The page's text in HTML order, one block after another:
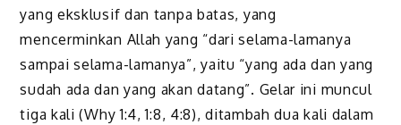
yang eksklusif dan tanpa batas, yang
mencerminkan Allah yang “dari selama-lamanya
sampai selama-lamanya”, yaitu “yang ada dan yang
sudah ada dan yang akan datang”. Gelar ini muncul
tiga kali (Why 1:4, 1:8, 4:8), ditambah dua kali dalam